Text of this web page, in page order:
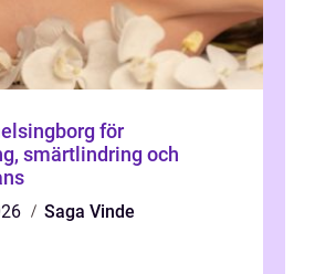
för
smärtlindring och
Saga Vinde